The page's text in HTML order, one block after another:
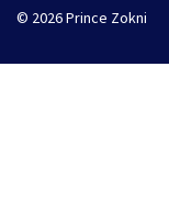
© 2026 Prince Zokni